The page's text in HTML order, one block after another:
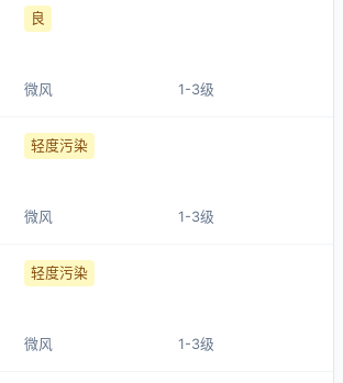
良
微风 1-3级
轻度污染
微风 1-3级
轻度污染
微风 1-3级